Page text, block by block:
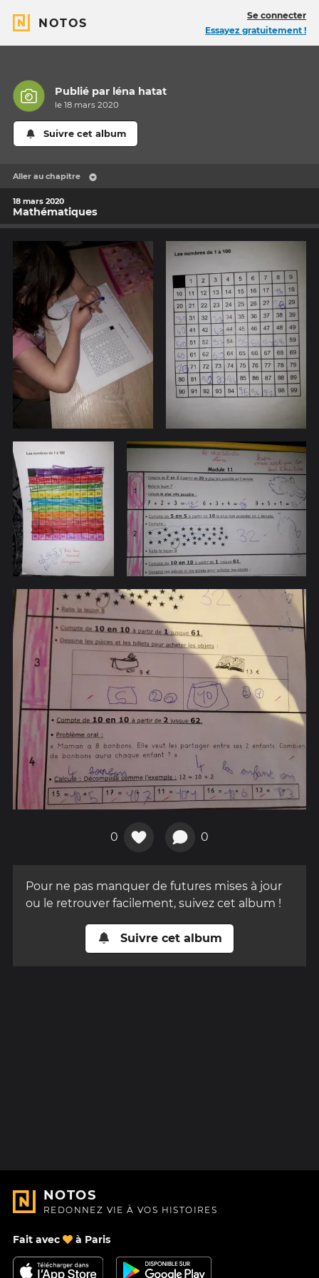
NOTOS
Se connecter
Essayez gratuitement !
Publié par léna hatat
le 18 mars 2020
Suivre cet album
Aller au chapitre
18 mars 2020
Mathématiques
0 0
Pour ne pas manquer de futures mises à jour
ou le retrouver facilement, suivez cet album !
Suivre cet album
NOTOS
REDONNEZ VIE À VOS HISTOIRES
Fait avec à Paris